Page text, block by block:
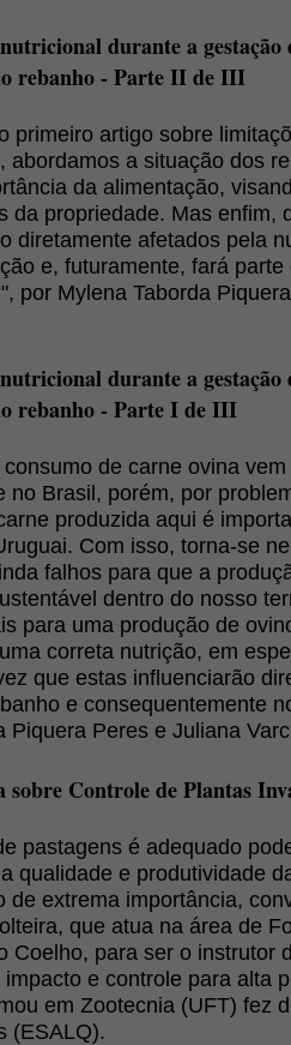
durante a gestação
rebanho - Parte II de III
primeiro artigo sobre
abordamos a situação dos
da alimentação,
da propriedade. Mas enfim,
diretamente afetados pela
e, futuramente, fará
por Mylena Taborda
durante a gestação
rebanho - Parte I de III
de carne ovina
no Brasil, porém, por
produzida aqui é
Com isso, torna-se
falhos para que a
dentro do nosso
para uma produção de
correta nutrição, em
que estas influenciarão
e consequentemente
Piquera Peres e Juliana
Controle de Plantas
pastagens é adequado
qualidade e produtividade
de extrema importância,
que atua na área de
Coelho, para ser o instrutor
e controle para alta
em Zootecnia (UFT) fez
(ESALQ).